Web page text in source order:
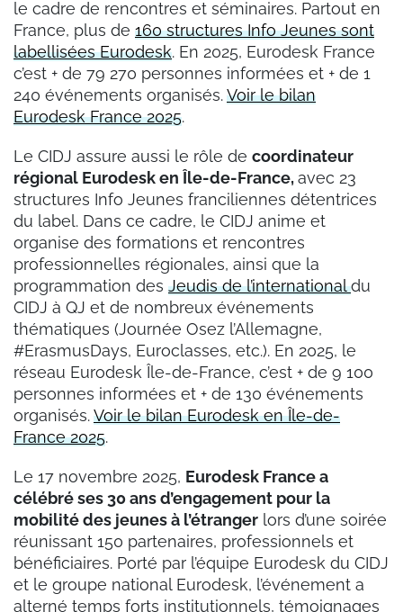
le cadre de rencontres et séminaires. Partout en
France, plus de 160 structures Info Jeunes sont
labellisées Eurodesk. En 2025, Eurodesk France
c’est + de 79 270 personnes informées et + de 1
240 événements organisés.Voir le bilan
Eurodesk France 2025.
Le CIDJ assure aussi le rôle de coordinateur
régional Eurodesk en Île-de-France,avec 23
structures Info Jeunes franciliennes détentrices
du label. Dans ce cadre, le CIDJ anime et
organise des formations et rencontres
professionnelles régionales, ainsi que la
programmation des Jeudis de l’internationaldu
CIDJ à QJ et de nombreux événements
thématiques (Journée Osez l’Allemagne,
#ErasmusDays, Euroclasses, etc.). En 2025, le
réseau Eurodesk Île-de-France, c’est + de 9 100
personnes informées et + de 130 événements
organisés.Voir le bilan Eurodesk en Île-de-
France 2025.
Le 17 novembre 2025, Eurodesk France a
célébré ses 30 ans d’engagement pour la
mobilité des jeunes à l’étranger lors d’une soirée
réunissant 150 partenaires, professionnels et
bénéficiaires. Porté par l’équipe Eurodesk du CIDJ
et le groupe national Eurodesk, l’événement a
alterné temps forts institutionnels, témoignages